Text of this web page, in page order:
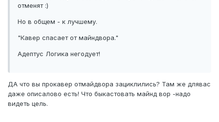
отменят :)
Но в общем - к лучшему.
"Кавер спасает от майндвора."
Адептус Логика негодует!
ДА что вы прокавер отмайдвора зациклились? Там же длявас
даже описалово есть! Что быкастовать майнд вор -надо
видеть цель.